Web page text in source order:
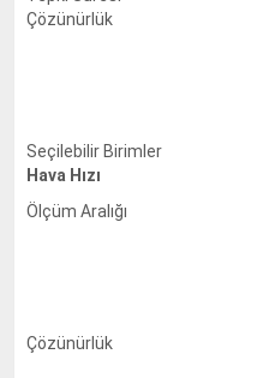
Çözünürlük
Seçilebilir Birimler
Hava Hızı
Ölçüm Aralığı
Çözünürlük